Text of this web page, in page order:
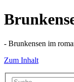
- Brunkensen im
Zum Inhalt